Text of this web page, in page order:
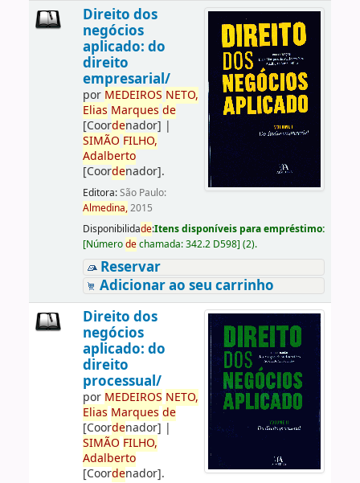
Direito dos
negócios
aplicado: do
direito
empresarial/
por MEDEIROS NETO,
Elias Marques de
[Coordenador] |
SIMÃO FILHO,
Adalberto
[Coordenador].
Editora:São Paulo:
Almedina,2015
Disponibilidade:Itens disponíveis para empréstimo:
[Númerodechamada:342.2 D598] (2).
Reservar
Adicionar ao seu carrinho
Direito dos
negócios
aplicado: do
direito
processual/
por MEDEIROS NETO,
Elias Marques de
[Coordenador] |
SIMÃO FILHO,
Adalberto
[Coordenador].